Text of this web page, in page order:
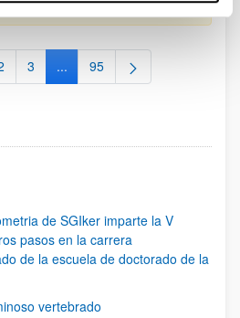
PáginaPágina
3 ...Páginas intermedias Use TAB
Página
95
de SGIker imparte la V
pasos en la carrera
de la escuela de doctorado de la
vertebrado